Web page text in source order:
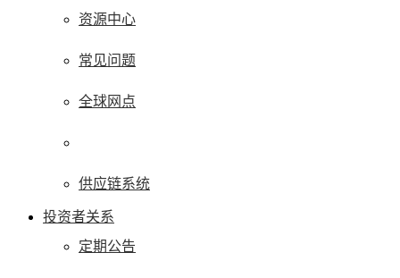
资源中心
常见问题
全球网点
供应链系统
投资者关系
定期公告